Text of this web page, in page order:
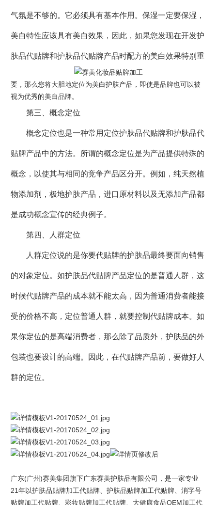
气氛是不够的。它必须具有基本作用。保湿一定要保湿，
美白特性应该具有美白效果，因此，如果您发现在开发护
肤品代贴牌和护肤品代贴牌产品时配方的美白效果特别重
要，那么您将大胆地定位为美白护肤产品，即使是品牌也可以被
视为优秀的美白品牌。
第三、概念定位
概念定位也是一种常用定位护肤品代贴牌和护肤品代
贴牌产品中的方法。所谓的概念定位是为产品提供特殊的
概念，以使其与相同的竞争产品区分开。例如，纯天然植
物添加剂，极地护肤产品，进口原材料以及无添加产品都
是成功概念宣传的经典例子。
第四、人群定位
人群定位说的是你要代贴牌的护肤品最终要面向销售
的对象定位。如护肤品代贴牌产品定位的是普通人群，这
时候代贴牌产品的成本就不能太高，因为普通消费者能接
受的价格不高，定位普通人群，就要控制代贴牌成本。如
果你定位的是高端消费者，那么除了品质外，护肤品的外
包装也要设计的高端。因此，在代贴牌产品前，要做好人
群的定位。
广东(广州)赛美集团旗下广东赛美护肤品有限公司 ，是一家专业
21年以护肤品贴牌加工代贴牌、护肤品贴牌加工代贴牌、消字号
贴牌加工代贴牌、彩妆贴牌加工代贴牌、大健康食品OEM加工代